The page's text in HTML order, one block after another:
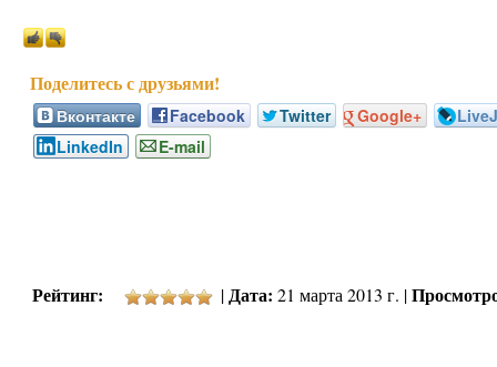
Вконтакте Facebook Twitter Google+
LinkedIn
E-mail
Рейтинг: |Дата: 21 марта 2013 г. |